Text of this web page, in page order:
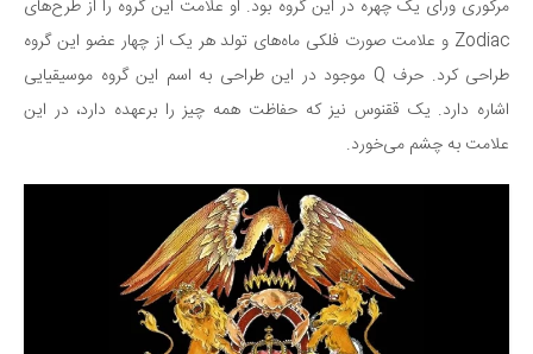
مرکوری ورای یک چهره در این گروه بود. او علامت این گروه را از طرح‌های
Zodiac و علامت صورت فلکی ماه‌های تولد هر یک از چهار عضو این گروه
طراحی کرد. حرف Q موجود در این طراحی به اسم این گروه موسیقیایی
اشاره دارد. یک ققنوس نیز که حفاظت همه چیز را برعهده دارد، در این
علامت به چشم می‌خورد.